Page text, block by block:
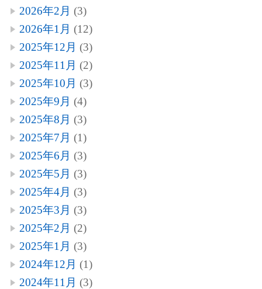
2026年2月 (3)
2026年1月 (12)
2025年12月 (3)
2025年11月 (2)
2025年10月 (3)
2025年9月 (4)
2025年8月 (3)
2025年7月 (1)
2025年6月 (3)
2025年5月 (3)
2025年4月 (3)
2025年3月 (3)
2025年2月 (2)
2025年1月 (3)
2024年12月 (1)
2024年11月 (3)